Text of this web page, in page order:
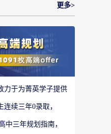
更多>
力于为菁英学子提供
续三年0录取，
中三年规划指南，